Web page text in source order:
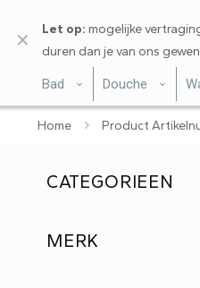
Let op: mogelijke
duren dan je van ons
✕
Bad Douche
Home Product
CATEGORIEEN
MERK